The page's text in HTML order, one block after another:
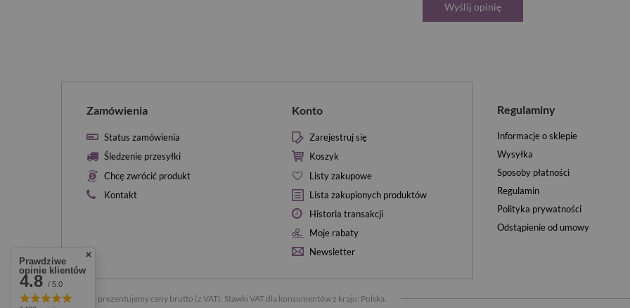
Wyślij opinię
Zamówienia
Status zamówienia
Śledzenie przesyłki
Chcę zwrócić produkt
Kontakt
Konto
Zarejestruj się
Koszyk
Listy zakupowe
Lista zakupionych produktów
Historia transakcji
Moje rabaty
Newsletter
Regulaminy
Informacje o sklepie
Wysyłka
Sposoby płatności
Regulamin
Polityka prywatności
Odstąpienie od umowy
W sklepie prezentujemy ceny brutto (z VAT). Stawki VAT dla konsumentów z kraju: Polska
Prawdziwe
opinie klientów
4.8 / 5.0